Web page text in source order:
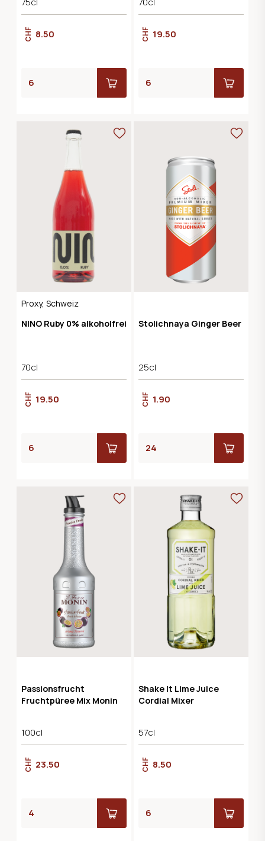
CHF 8.50 CHF 19.50
Proxy, Schweiz
NINO Ruby 0% alkoholfrei
70cl
CHF 19.50
Stolichnaya Ginger Beer
25cl
CHF 1.90
Passionsfrucht
Fruchtpüree Mix Monin
100cl
CHF 23.50
Shake It Lime Juice
Cordial Mixer
57cl
CHF 8.50